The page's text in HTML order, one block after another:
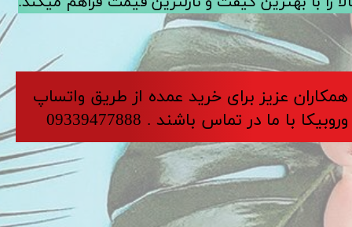
​​​همکاران عزیز برای خرید عمده از طریق واتساپ
وروبیکا با ما در تماس باشند . 09339477888